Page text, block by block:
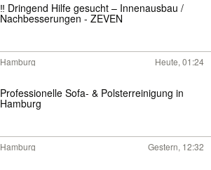
‼️ Dringend Hilfe gesucht – Innenausbau /
Nachbesserungen - ZEVEN
Hamburg Heute, 01:24
Professionelle Sofa- & Polsterreinigung in
Hamburg
Hamburg Gestern, 12:32